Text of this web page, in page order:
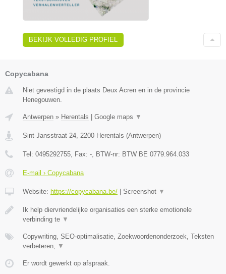
BEKIJK VOLLEDIG PROFIEL
Copycabana
Niet gevestigd in de plaats Deux Acren en in de provincie
Henegouwen.
Antwerpen » Herentals Google maps ▼
Sint-Jansstraat 24, 2200 Herentals (Antwerpen)
Tel: 0495292755, Fax: -, BTW-nr: BTW BE 0779.964.033
E-mail › Copycabana
Website: https://copycabana.be/ Screenshot ▼
Ik help diervriendelijke organisaties een sterke emotionele
verbinding te ▼
Copywriting, SEO-optimalisatie, Zoekwoordenonderzoek, Teksten
verbeteren, ▼
Er wordt gewerkt op afspraak.